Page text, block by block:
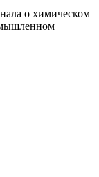
о химическом